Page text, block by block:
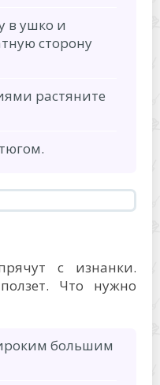
в ушко и
сторону
растяните
с изнанки.
Что нужно
большим